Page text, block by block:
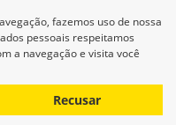
é a vida.
® Direitos Reservados.
fazemos uso de nossa
pessoais respeitamos
a navegação e visita você
Recusar